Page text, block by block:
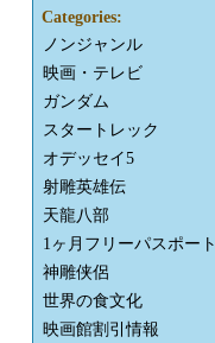
Categories:
ノンジャンル
映画・テレビ
ガンダム
スタートレック
オデッセイ5
射雕英雄伝
天龍八部
1ヶ月フリーパスポート
神雕侠侶
世界の食文化
映画館割引情報